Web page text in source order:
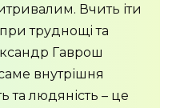
Вчить іти
труднощі та
Гаврош
внутрішня
та людяність – це